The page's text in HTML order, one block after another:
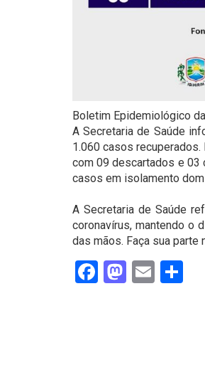
Boletim Epidemiológico
A Secretaria de Saúde
1.060 casos
com 09 descartados e 03
casos em isolamento
A Secretaria de Saúde
coronavírus, mantendo o
das mãos. Faça sua parte
FacebookEmail